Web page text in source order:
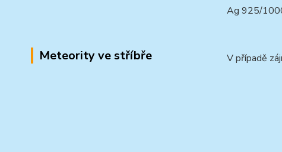
Meteority ve stříbře
Ag 925/
V případě